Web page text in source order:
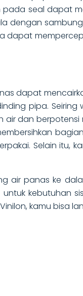
pada seal dapat
dengan
dapat
dapat
pipa. Seiring
dan berpotensi
Selain itu,
air panas ke
kebutuhan
kamu bisa